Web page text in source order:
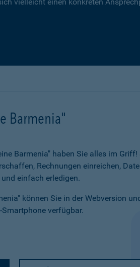
Barmenia"
Barmenia" haben Sie alles im Griff!
Rechnungen einreichen,
einfach erledigen.
können Sie in der Webversion
verfügbar.